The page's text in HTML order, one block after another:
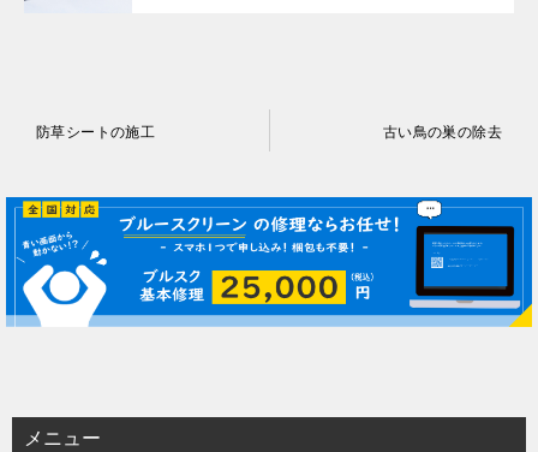
ナ
ビ
ゲ
ー
ン
防草シートの施工 古い鳥の巣の除去
メニュー